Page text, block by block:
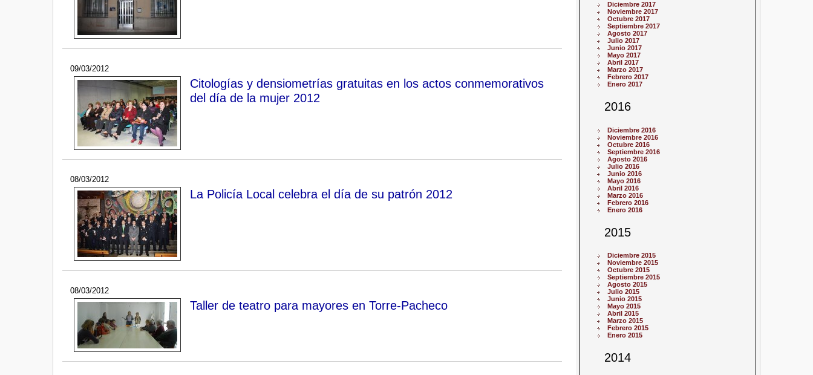
09/03/2012
Citologías y densiometrías gratuitas en los actos conmemorativos
del día de la mujer 2012
08/03/2012
La Policía Local celebra el día de su patrón 2012
08/03/2012
Taller de teatro para mayores en Torre-Pacheco
Diciembre 2017
Noviembre 2017
Octubre 2017
Septiembre 2017
Agosto 2017
Julio 2017
Junio 2017
Mayo 2017
Abril 2017
Marzo 2017
Febrero 2017
Enero 2017
2016
Diciembre 2016
Noviembre 2016
Octubre 2016
Septiembre 2016
Agosto 2016
Julio 2016
Junio 2016
Mayo 2016
Abril 2016
Marzo 2016
Febrero 2016
Enero 2016
2015
Diciembre 2015
Noviembre 2015
Octubre 2015
Septiembre 2015
Agosto 2015
Julio 2015
Junio 2015
Mayo 2015
Abril 2015
Marzo 2015
Febrero 2015
Enero 2015
2014